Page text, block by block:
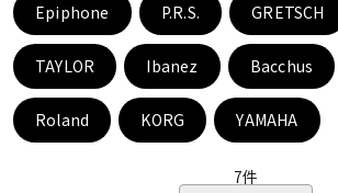
Epiphone P.R.S. GRETSCH
TAYLOR Ibanez Bacchus
Roland KORG YAMAHA
7件